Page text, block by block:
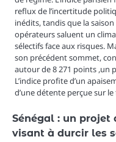
reflux de l’incertitude
inédits, tandis que la
opérateurs saluent un
sélectifs face aux risques.
son précédent sommet,
autour de 8 271 points ,un
L’indice profite d’un
d’une détente perçue sur
Sénégal : un
visant à durcir les